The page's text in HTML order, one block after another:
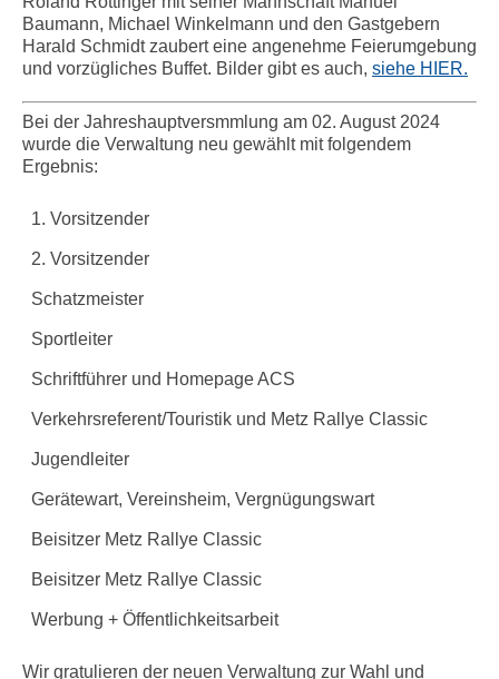
Baumann, Michael Winkelmann und den Gastgebern
Harald Schmidt zaubert eine angenehme Feierumgebung
und vorzügliches Buffet. Bilder gibt es auch, siehe HIER.
Bei der Jahreshauptversmmlung am 02. August 2024
wurde die Verwaltung neu gewählt mit folgendem
Ergebnis:
1. Vorsitzender
2. Vorsitzender
Schatzmeister
Sportleiter
Schriftführer und Homepage ACS
Verkehrsreferent/Touristik und Metz Rallye Classic
Jugendleiter
Gerätewart, Vereinsheim, Vergnügungswart
Beisitzer Metz Rallye Classic
Beisitzer Metz Rallye Classic
Werbung + Öffentlichkeitsarbeit
Wir gratulieren der neuen Verwaltung zur Wahl und